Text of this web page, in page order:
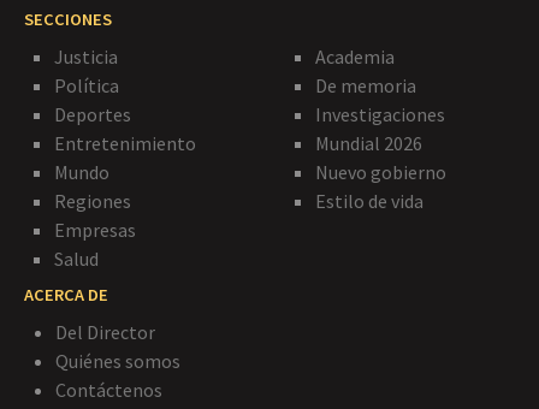
SECCIONES
Justicia
Política
Deportes
Entretenimiento
Mundo
Regiones
Empresas
Salud
Academia
De memoria
Investigaciones
Mundial 2026
Nuevo gobierno
Estilo de vida
ACERCA DE
Del Director
Quiénes somos
Contáctenos